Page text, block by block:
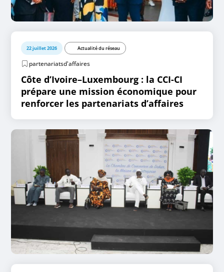
22 juillet 2026 Actualité du réseau
partenariatsd'affaires
Côte d’Ivoire–Luxembourg : la CCI-CI
prépare une mission économique pour
renforcer les partenariats d’affaires